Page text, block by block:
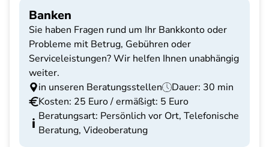
Banken
Sie haben Fragen rund um Ihr Bankkonto oder
Probleme mit Betrug, Gebühren oder
Serviceleistungen? Wir helfen Ihnen unabhängig
weiter.
in unseren Beratungsstellen
Dauer: 30 min
Kosten: 25 Euro / ermäßigt: 5 Euro
Beratungsart: Persönlich vor Ort, Telefonische
Beratung, Videoberatung